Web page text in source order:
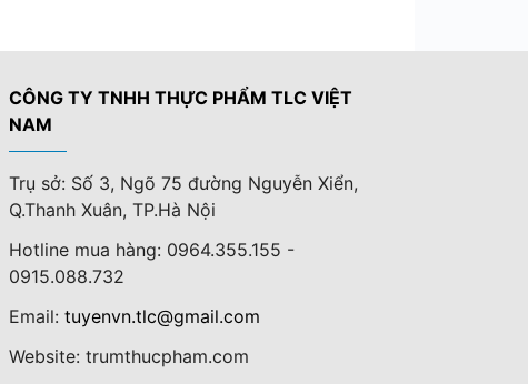
CÔNG TY TNHH THỰC PHẨM TLC VIỆT
NAM
Trụ sở: Số 3, Ngõ 75 đường Nguyễn Xiển,
Q.Thanh Xuân, TP.Hà Nội
Hotline mua hàng: 0964.355.155 -
0915.088.732
Email: tuyenvn.tlc@gmail.com
Website: trumthucpham.com